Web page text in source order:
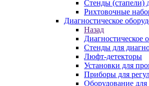
Стенды (стапели)
Рихтовочные
Диагностическое
Назад
Диагностическое
Стенды для
Люфт-детекторы
Установки для
Приборы для
Оборудование для